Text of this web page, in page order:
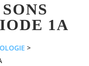
1A
>